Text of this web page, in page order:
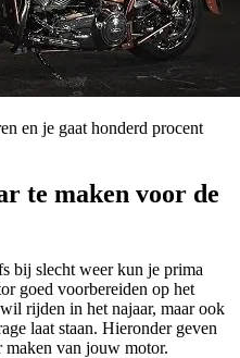
en je gaat honderd procent
te maken voor de
bij slecht weer kun je prima
goed voorbereiden op het
rijden in het najaar, maar ook
laat staan. Hieronder geven
van jouw motor.